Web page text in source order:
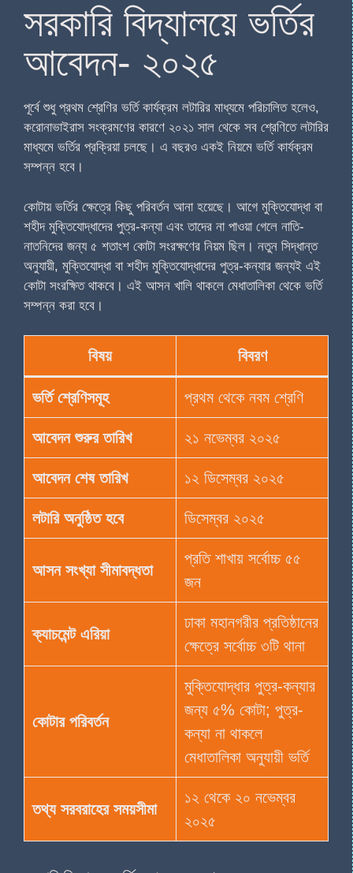
সরকারি বিদ্যালয়ে ভর্তির
আবেদন- ২০২৫
পূর্বে শুধু প্রথম শ্রেণির ভর্তি কার্যক্রম লটারির মাধ্যমে পরিচালিত হলেও,
করোনাভাইরাস সংক্রমণের কারণে ২০২১ সাল থেকে সব শ্রেণিতে লটারির
মাধ্যমে ভর্তির প্রক্রিয়া চলছে। এ বছরও একই নিয়মে ভর্তি কার্যক্রম
সম্পন্ন হবে।
কোটায় ভর্তির ক্ষেত্রে কিছু পরিবর্তন আনা হয়েছে। আগে মুক্তিযোদ্ধা বা
শহীদ মুক্তিযোদ্ধাদের পুত্র-কন্যা এবং তাদের না পাওয়া গেলে নাতি-
নাতনিদের জন্য ৫ শতাংশ কোটা সংরক্ষণের নিয়ম ছিল। নতুন সিদ্ধান্ত
অনুযায়ী, মুক্তিযোদ্ধা বা শহীদ মুক্তিযোদ্ধাদের পুত্র-কন্যার জন্যই এই
কোটা সংরক্ষিত থাকবে। এই আসন খালি থাকলে মেধাতালিকা থেকে ভর্তি
সম্পন্ন করা হবে।
বিষয় বিবরণ
ভর্তি শ্রেণিসমূহ প্রথম থেকে নবম শ্রেণি
আবেদন শুরুর তারিখ ২১ নভেম্বর ২০২৫
আবেদন শেষ তারিখ ১২ ডিসেম্বর ২০২৫
লটারি অনুষ্ঠিত হবে ডিসেম্বর ২০২৫
আসন সংখ্যা সীমাবদ্ধতা
প্রতি শাখায় সর্বোচ্চ ৫৫
জন
ক্যাচমেন্ট এরিয়া
ঢাকা মহানগরীর প্রতিষ্ঠানের
ক্ষেত্রে সর্বোচ্চ ৩টি থানা
কোটার পরিবর্তন
মুক্তিযোদ্ধার পুত্র-কন্যার
জন্য ৫% কোটা; পুত্র-
কন্যা না থাকলে
মেধাতালিকা অনুযায়ী ভর্তি
তথ্য সরবরাহের সময়সীমা
১২ থেকে ২০ নভেম্বর
২০২৫